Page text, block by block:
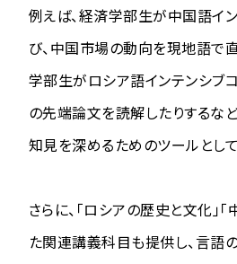
例えば、経済学部生が中国語イ
び、中国市場の動向を現地語で
学部生がロシア語インテンシブ
の先端論文を読解したりするな
知見を深めるためのツールとし
さらに、「ロシアの歴史と文化」
た関連講義科目も提供し、言語